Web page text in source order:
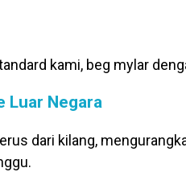
kami, beg mylar
Luar Negara
dari kilang,